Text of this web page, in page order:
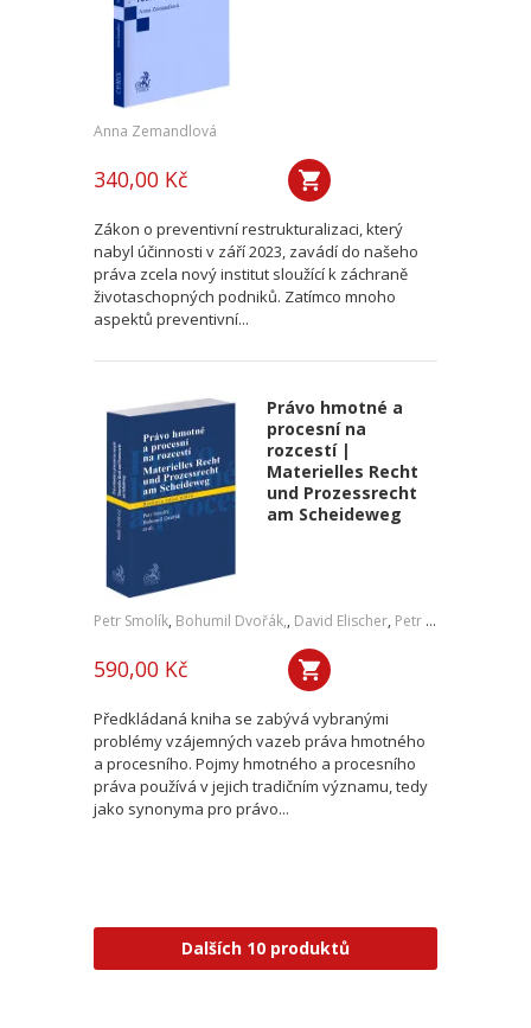
Anna Zemandlová
340,00 Kč
Zákon o preventivní restrukturalizaci, který
nabyl účinnosti v září 2023, zavádí do našeho
práva zcela nový institut sloužící k záchraně
životaschopných podniků. Zatímco mnoho
aspektů preventivní...
Právo hmotné a
procesní na
rozcestí |
Materielles Recht
und Prozessrecht
am Scheideweg
Petr Smolík, Bohumil Dvořák,, David Elischer, Petr Lavický
590,00 Kč
Předkládaná kniha se zabývá vybranými
problémy vzájemných vazeb práva hmotného
a procesního. Pojmy hmotného a procesního
práva používá v jejich tradičním významu, tedy
jako synonyma pro právo...
Dalších 10 produktů